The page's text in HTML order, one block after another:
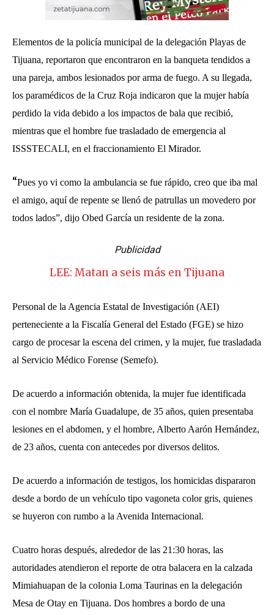
Elementos de la policía municipal de la delegación Playas de
Tijuana, reportaron que encontraron en la banqueta tendidos a
una pareja, ambos lesionados por arma de fuego. A su llegada,
los paramédicos de la Cruz Roja indicaron que la mujer había
perdido la vida debido a los impactos de bala que recibió,
mientras que el hombre fue trasladado de emergencia al
ISSSTECALI, en el fraccionamiento El Mirador.
“Pues yo vi como la ambulancia se fue rápido, creo que iba mal
el amigo, aquí de repente se llenó de patrullas un movedero por
todos lados”, dijo Obed García un residente de la zona.
Publicidad
LEE: Matan a seis más en Tijuana
Personal de la Agencia Estatal de Investigación (AEI)
perteneciente a la Fiscalía General del Estado (FGE) se hizo
cargo de procesar la escena del crimen, y la mujer, fue trasladada
al Servicio Médico Forense (Semefo).
De acuerdo a información obtenida, la mujer fue identificada
con el nombre María Guadalupe, de 35 años, quien presentaba
lesiones en el abdomen, y el hombre, Alberto Aarón Hernández,
de 23 años, cuenta con antecedes por diversos delitos.
De acuerdo a información de testigos, los homicidas dispararon
desde a bordo de un vehículo tipo vagoneta color gris, quienes
se huyeron con rumbo a la Avenida Internacional.
Cuatro horas después, alrededor de las 21:30 horas, las
autoridades atendieron el reporte de otra balacera en la calzada
Mimiahuapan de la colonia Loma Taurinas en la delegación
Mesa de Otay en Tijuana. Dos hombres a bordo de una